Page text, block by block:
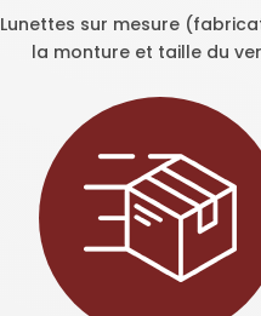
Lunettes sur mesure
la monture et taille du